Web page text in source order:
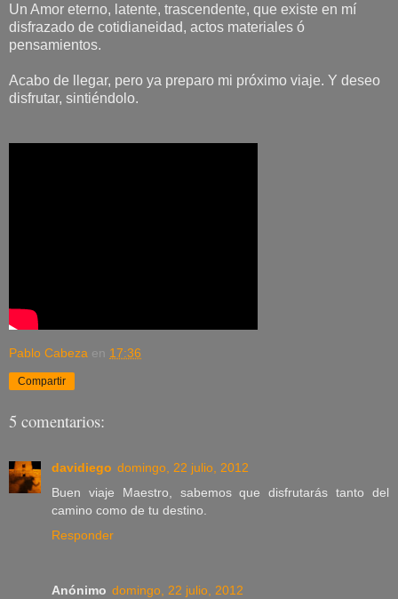
Un Amor eterno, latente, trascendente, que existe en mí
disfrazado de cotidianeidad, actos materiales ó
pensamientos.
Acabo de llegar, pero ya preparo mi próximo viaje. Y deseo
disfrutar, sintiéndolo.
Pablo Cabeza en 17:36
Compartir
5 comentarios:
davidiego domingo, 22 julio, 2012
Buen viaje Maestro, sabemos que disfrutarás tanto del
camino como de tu destino.
Responder
Anónimo domingo, 22 julio, 2012